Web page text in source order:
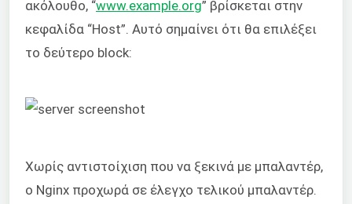
ακόλουθο, “www.example.org” βρίσκεται στην
κεφαλίδα “Host”. Αυτό σημαίνει ότι θα επιλέξει
το δεύτερο block:
Χωρίς αντιστοίχιση που να ξεκινά με μπαλαντέρ,
ο Nginx προχωρά σε έλεγχο τελικού μπαλαντέρ.